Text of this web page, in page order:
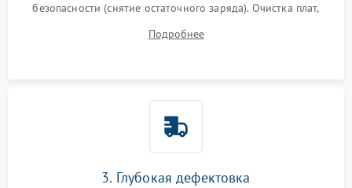
безопасности (снятие остаточного заряда). Очистка плат,
и кистей для предотвращения перегрева и замыканий.
Подробнее
3. Глубокая дефектовка